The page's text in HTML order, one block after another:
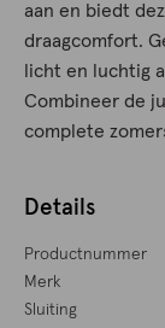
aan en biedt
draagcomfort.
licht en luchtig
Combineer de
complete
Details
Productnummer
Merk
Sluiting